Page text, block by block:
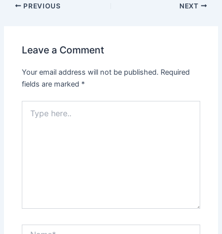
Post
PREVIOUS NEXT
Leave a Comment
Your email address will not be published. Required
fields are marked *
here..